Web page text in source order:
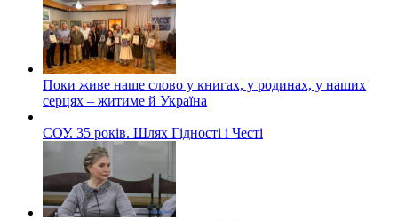
Поки живе наше слово у книгах, у родинах, у наших
серцях – житиме й Україна
СОУ. 35 років. Шлях Гідності і Честі